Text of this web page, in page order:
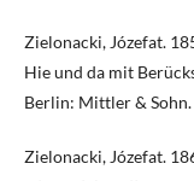
Zielonacki, Józefat.
Hie und da mit
Berlin: Mittler & Sohn.
Zielonacki, Józefat.